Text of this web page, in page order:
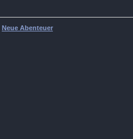
Neue Abenteuer